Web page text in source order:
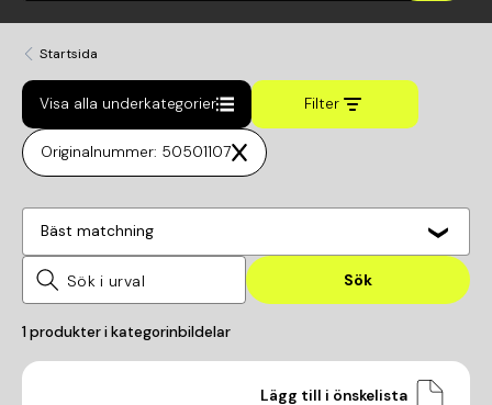
Startsida
Visa alla underkategorier Filter
Originalnummer: 50501107
Bäst matchning
Sök
1produkter i kategorinbildelar
Lägg till i önskelista